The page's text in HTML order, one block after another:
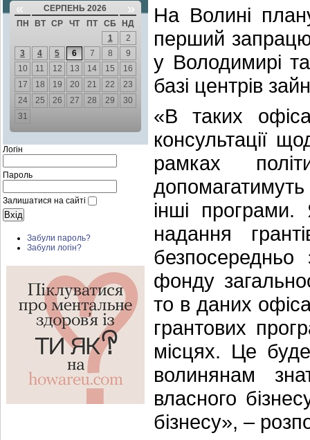
« СЕРПЕНЬ 2026 »
ПН ВТ СР ЧТ ПТ СБ
НД
1
2
3
4 5 6 7 8
9
10
11 12 13 14 15
16
17
18 19 20 21 22
23
24
25 26 27 28 29
30
31
Логін
Пароль
Залишатися на сайті
Забули пароль?
Забули логін?
На Волині
перший
у Володимирі
базі центрів
«В таких
консультації
рамках
інші
надання
безпосередньо
фонду
то в даних
грантових
місцях. Це
волинянам
власного
бізнесу», –